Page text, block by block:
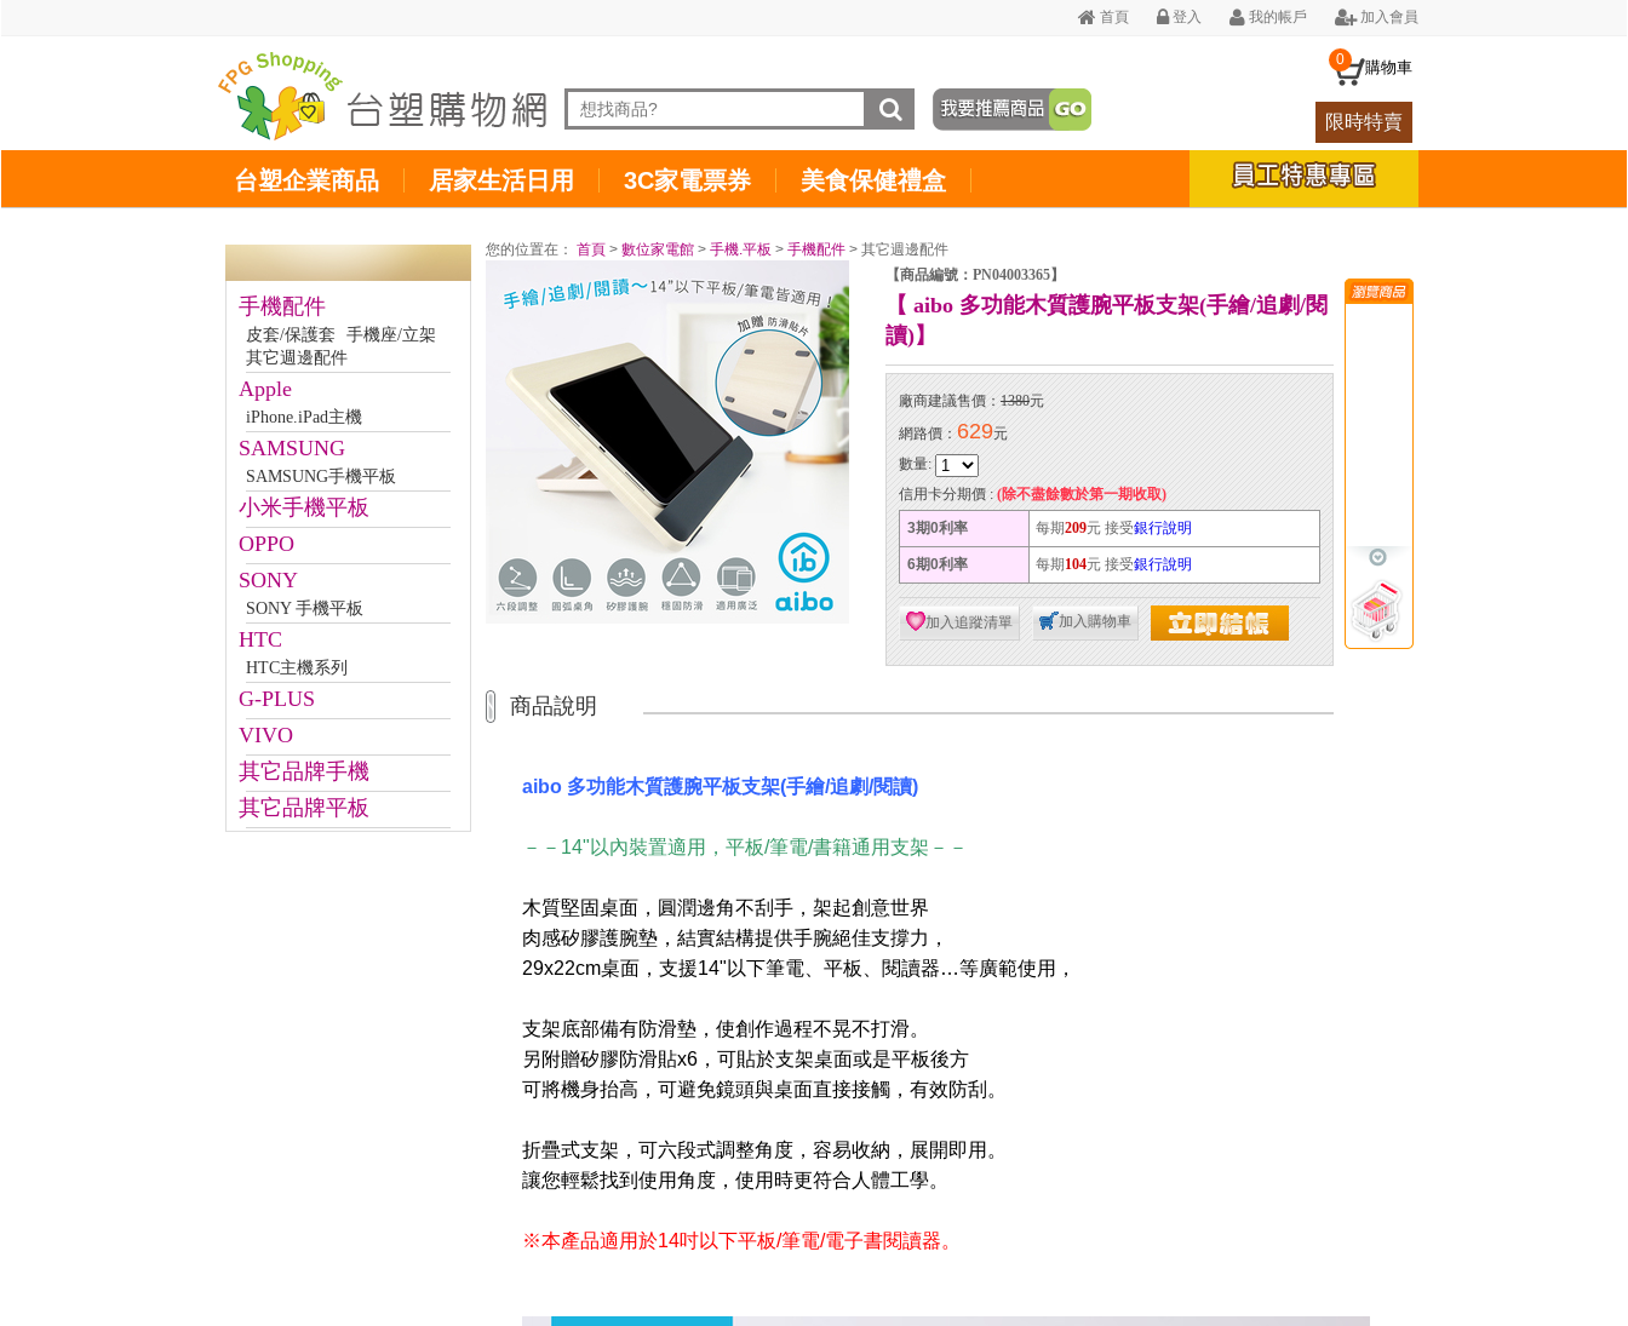
首頁 登入 我的帳戶 加入會員
0 購物車
限時特賣
台塑企業商品 居家生活日用 3C家電票券 美食保健禮盒
手機配件
皮套/保護套
手機座/立架
其它週邊配件
Apple
iPhone.iPad主機
SAMSUNG
SAMSUNG手機平板
小米手機平板
OPPO
SONY
SONY 手機平板
HTC
HTC主機系列
G-PLUS
VIVO
其它品牌手機
其它品牌平板
您的位置在： 首頁 > 數位家電館 > 手機.平板 > 手機配件 > 其它週邊配件
【商品編號：PN04003365】
【 aibo 多功能木質護腕平板支架(手繪/追劇/閱
讀)】
廠商建議售價： 1380元
網路價： 629元
數量:
信用卡分期價 : (除不盡餘數於第一期收取)
3期0利率
每期209元 接受銀行說明
6期0利率 每期 104元 接受銀行說明
加入追蹤清單 加入購物車
商品說明
aibo 多功能木質護腕平板支架(手繪/追劇/閱讀)
－－14"以內裝置適用，平板/筆電/書籍通用支架－－
木質堅固桌面，圓潤邊角不刮手，架起創意世界
肉感矽膠護腕墊，結實結構提供手腕絕佳支撐力，
29x22cm桌面，支援14"以下筆電、平板、閱讀器…等廣範使用，
支架底部備有防滑墊，使創作過程不晃不打滑。
另附贈矽膠防滑貼x6，可貼於支架桌面或是平板後方
可將機身抬高，可避免鏡頭與桌面直接接觸，有效防刮。
折疊式支架，可六段式調整角度，容易收納，展開即用。
讓您輕鬆找到使用角度，使用時更符合人體工學。
※本產品適用於14吋以下平板/筆電/電子書閱讀器。